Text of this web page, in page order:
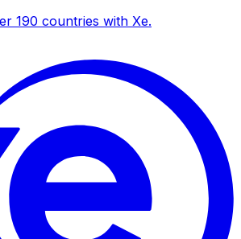
190 countries with Xe.